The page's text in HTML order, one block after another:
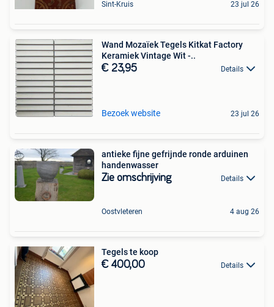
Sint-Kruis 23 jul 26
Wand Mozaïek Tegels Kitkat Factory
Keramiek Vintage Wit -..
€ 23,95 Details
Bezoek website 23 jul 26
antieke fijne gefrijnde ronde arduinen
handenwasser
Zie omschrijving Details
Oostvleteren 4 aug 26
Tegels te koop
€ 400,00 Details